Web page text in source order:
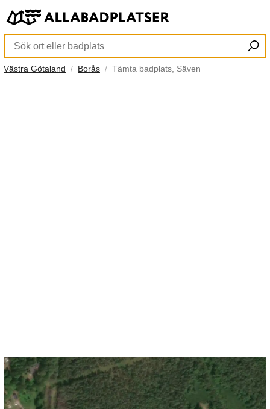
Västra Götaland Borås Tämta badplats, Säven